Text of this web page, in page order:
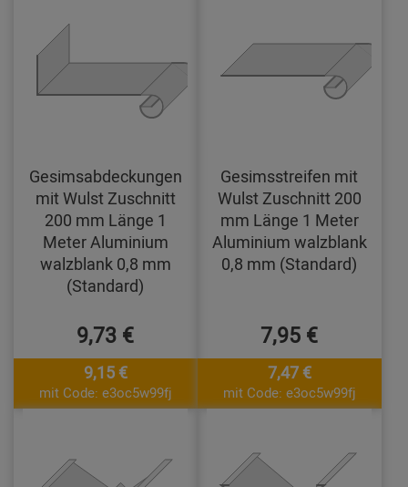
Gesimsabdeckungen
mit Wulst Zuschnitt
200 mm Länge 1
Meter Aluminium
walzblank 0,8 mm
(Standard)
9,73 €
9,15 €
mit Code: e3oc5w99fj
Gesimsstreifen mit
Wulst Zuschnitt 200
mm Länge 1 Meter
Aluminium walzblank
0,8 mm (Standard)
7,95 €
7,47 €
mit Code: e3oc5w99fj